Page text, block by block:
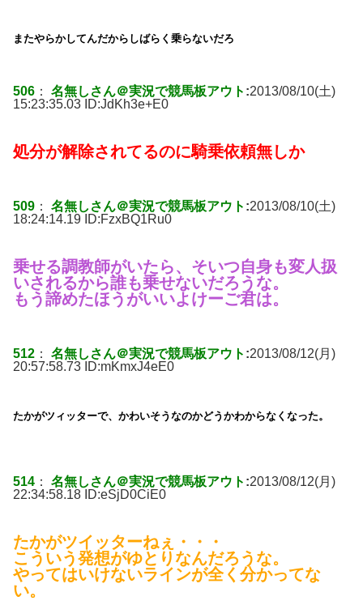
またやらかしてんだからしばらく乗らないだろ
506 ： 名無しさん＠実況で競馬板アウト :2013/08/10(土)
15:23:35.03 ID:JdKh3e+E0
処分が解除されてるのに騎乗依頼無しか
509 ： 名無しさん＠実況で競馬板アウト :2013/08/10(土)
18:24:14.19 ID:FzxBQ1Ru0
乗せる調教師がいたら、そいつ自身も変人扱
いされるから誰も乗せないだろうな。
もう諦めたほうがいいよけーご君は。
512 ： 名無しさん＠実況で競馬板アウト :2013/08/12(月)
20:57:58.73 ID:mKmxJ4eE0
たかがツィッターで、かわいそうなのかどうかわからなくなった。
514 ： 名無しさん＠実況で競馬板アウト :2013/08/12(月)
22:34:58.18 ID:eSjD0CiE0
たかがツイッターねぇ・・・
こういう発想がゆとりなんだろうな。
やってはいけないラインが全く分かってな
い。